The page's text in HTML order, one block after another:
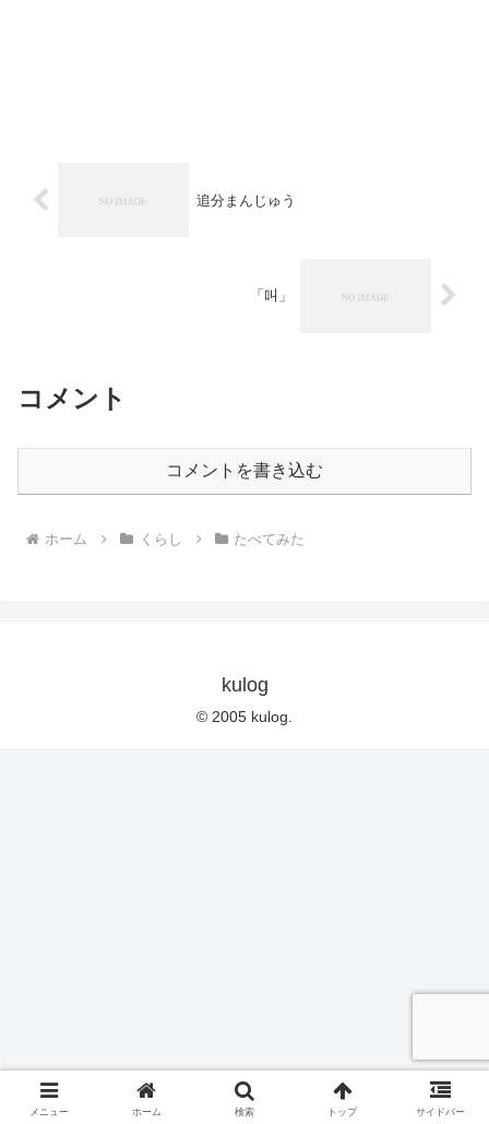
追分まんじゅう
「叫」
コメント
コメントを書き込む
ホーム くらし たべてみた
kulog
© 2005 kulog.
メニュー ホーム 検索 トップ サイドバー